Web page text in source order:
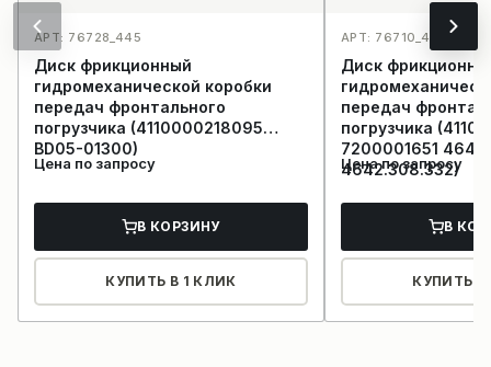
АРТ: 76728_445
Диск фрикционный
гидромеханической коробки
передач фронтального
погрузчика (4110000218095
BD05-01300)
Цена по запросу
В КОРЗИНУ
КУПИТЬ В 1 КЛИК
АРТ: 76710_432
Диск
передач
погрузчика
7200001651
4642.308.332)
Цена по запросу
В
КУПИТЬ В